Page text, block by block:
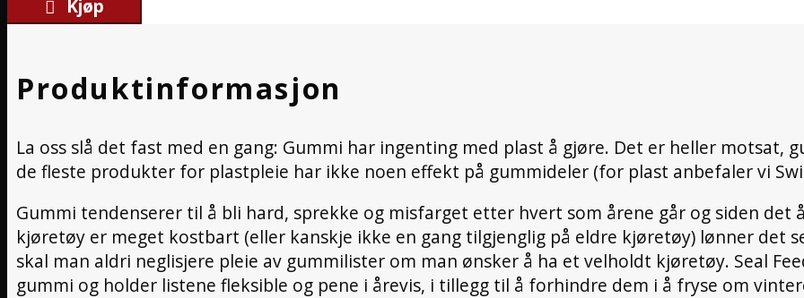
Feed
ML
Kjøp
Produktinformasjon
La oss slå det fast med en gang: Gummi har ingenting med plast å gjøre. Det er heller motsat,
de fleste produkter for plastpleie har ikke noen effekt på gummideler (for plast anbefaler vi
Gummi tendenserer til å bli hard, sprekke og misfarget etter hvert som årene går og siden det
kjøretøy er meget kostbart (eller kanskje ikke en gang tilgjenglig på eldre kjøretøy) lønner det
skal man aldri neglisjere pleie av gummilister om man ønsker å ha et velholdt kjøretøy. Seal
gummi og holder listene fleksible og pene i årevis, i tillegg til å forhindre dem i å fryse om